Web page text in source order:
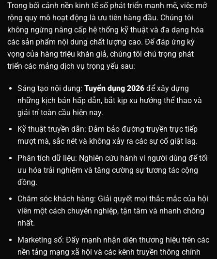
Trong bối cảnh nền kinh tế số phát triển mạnh mẽ, việc mở
rộng quy mô hoạt động là ưu tiên hàng đầu. Chúng tôi
không ngừng nâng cấp hệ thống kỹ thuật và đa dạng hóa
các sản phẩm nội dung chất lượng cao. Để đáp ứng kỳ
vọng của hàng triệu khán giả, chúng tôi chú trọng phát
triển các mảng dịch vụ trọng yếu sau:
Sáng tạo nội dung: Tuyển dụng 2026 để xây dựng
những kịch bản hấp dẫn, bắt kịp xu hướng thể thao và
giải trí toàn cầu hiện nay.
Kỹ thuật truyền dẫn: Đảm bảo đường truyền trực tiếp
mượt mà, sắc nét và không xảy ra các sự cố giật lag.
Phân tích dữ liệu: Nghiên cứu hành vi người dùng để tối
ưu hóa trải nghiệm và tăng cường sự tương tác cộng
đồng.
Chăm sóc khách hàng: Giải quyết mọi thắc mắc của hội
viên một cách chuyên nghiệp, tận tâm và nhanh chóng
nhất.
Marketing số: Đẩy mạnh nhận diện thương hiệu trên các
nền tảng mạng xã hội và các kênh truyền thông chính